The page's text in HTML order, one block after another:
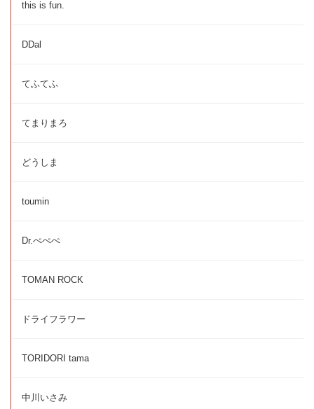
this is fun.
DDal
てふてふ
てまりまろ
どうしま
toumin
Dr.ぺぺぺ
TOMAN ROCK
ドライフラワー
TORIDORI tama
中川いさみ